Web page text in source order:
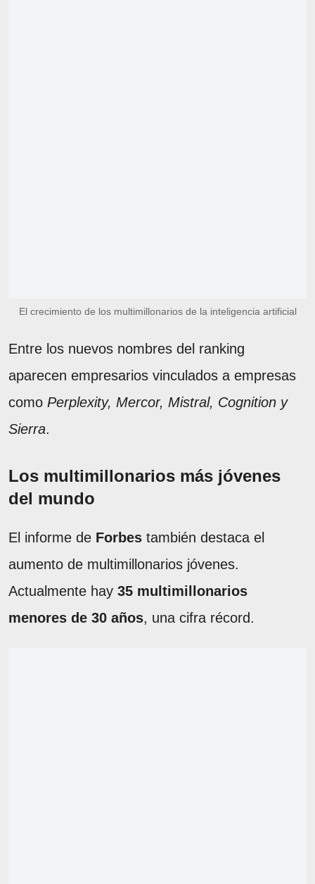
El crecimiento de los multimillonarios de la inteligencia artificial
Entre los nuevos nombres del ranking
aparecen empresarios vinculados a empresas
como Perplexity, Mercor, Mistral, Cognition y
Sierra.
Los multimillonarios más jóvenes
del mundo
El informe de Forbes también destaca el
aumento de multimillonarios jóvenes.
Actualmente hay 35 multimillonarios
menores de 30 años, una cifra récord.